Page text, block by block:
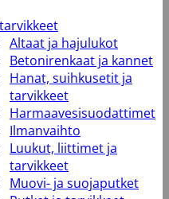
Altaat ja hajulukot
Betonirenkaat ja kannet
Hanat, suihkusetit ja
tarvikkeet
Harmaavesisuodattimet
Ilmanvaihto
Luukut, liittimet ja
tarvikkeet
Muovi- ja suojaputket